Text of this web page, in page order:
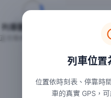
台鐵列車即時位置地
本頁顯示目前全台鐵運行中的
常用查詢：
台鐵即時動態
列車位置
位置依時刻表、停靠時
車的真實 GPS，
列車動態載入中…